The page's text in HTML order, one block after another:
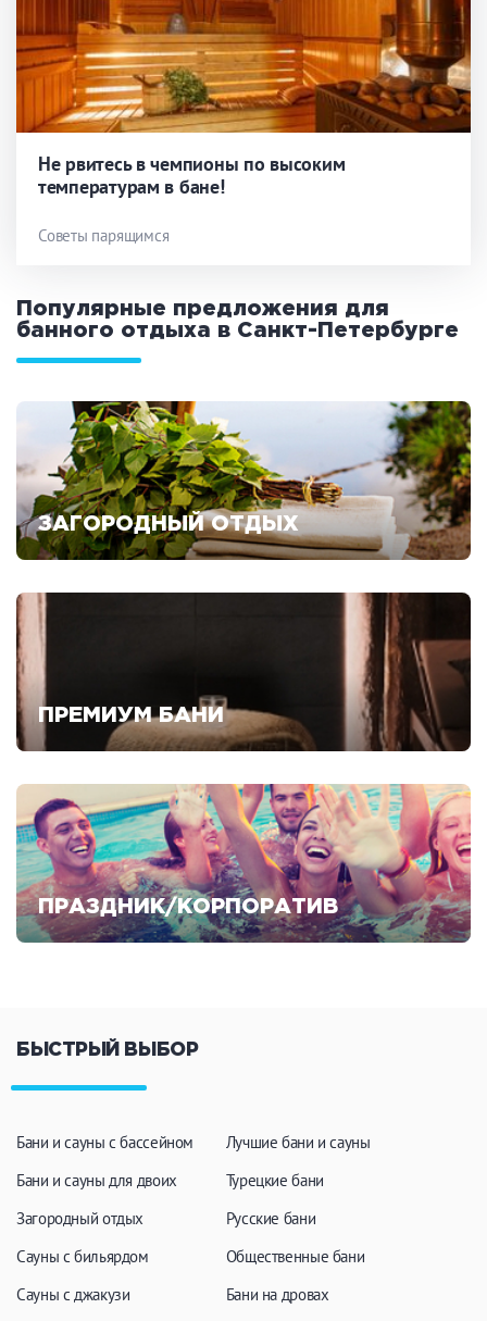
Не рвитесь в чемпионы по высоким
температурам в бане!
Советы парящимся
Популярные предложения для
банного отдыха в Санкт-Петербурге
ЗАГОРОДНЫЙ ОТДЫХ
Смотреть предложения
ПРЕМИУМ БАНИ
Смотреть предложения
ПРАЗДНИК/КОРПОРАТИВ
Смотреть предложения
БЫСТРЫЙ ВЫБОР
Бани и сауны с бассейном
Бани и сауны для двоих
Загородный отдых
Сауны с бильярдом
Сауны с джакузи
Лучшие бани и сауны
Турецкие бани
Русские бани
Общественные бани
Бани на дровах